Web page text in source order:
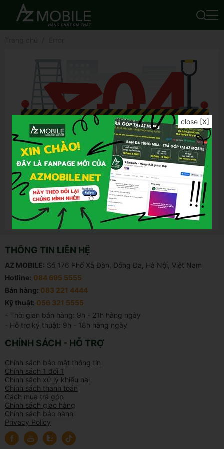
Để tìm được kết quả chính xác hơn, bạn vui
lòng:
Kiểm tra lỗi chính tả của từ khóa đã nhập
Thử lại bằng từ khóa khác
Thử lại bằng những từ khóa tổng quát hơn
Thử lại bằng những từ khóa ngắn gọn hơn
THÔNG TIN LIÊN HỆ
AZ MOBILE: Số 176 Phố Xã Đàn, Đống Đa, Hà Nội, Việt Nam
Hotline: 084 695 5555
Bán hàng: 083 221 4444
Kỹ thuật: 056 321 5555
- Thời gian bán hàng: 9h - 21h hàng ngày
- Hỗ trợ kỹ thuật: 9h - 18h hàng ngày
CHÍNH SÁCH - HỖ TRỢ
Chính sách bảo mật thông tin
Chính sách 1 đổi 1
Chính sách xử lý khiếu nại
Chính sách thanh toán
Cách mua trả góp
Chính sách giao hàng
Chính sách bảo hành
Privacy Policy
close [X]